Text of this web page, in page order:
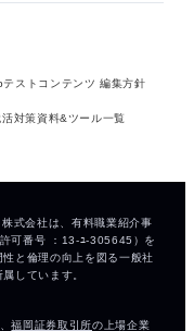
テストコンテンツ 編集方針
活対策資料&ツール一覧